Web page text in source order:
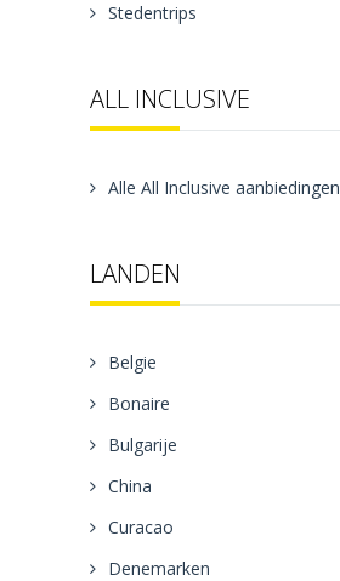
Stedentrips
ALL INCLUSIVE
Alle All Inclusive aanbiedingen
LANDEN
Belgie
Bonaire
Bulgarije
China
Curacao
Denemarken